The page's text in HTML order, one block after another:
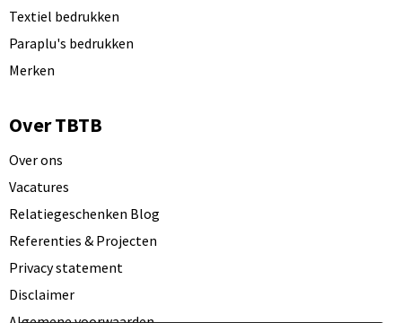
Textiel bedrukken
Paraplu's bedrukken
Merken
Over TBTB
Over ons
Vacatures
Relatiegeschenken Blog
Referenties & Projecten
Privacy statement
Disclaimer